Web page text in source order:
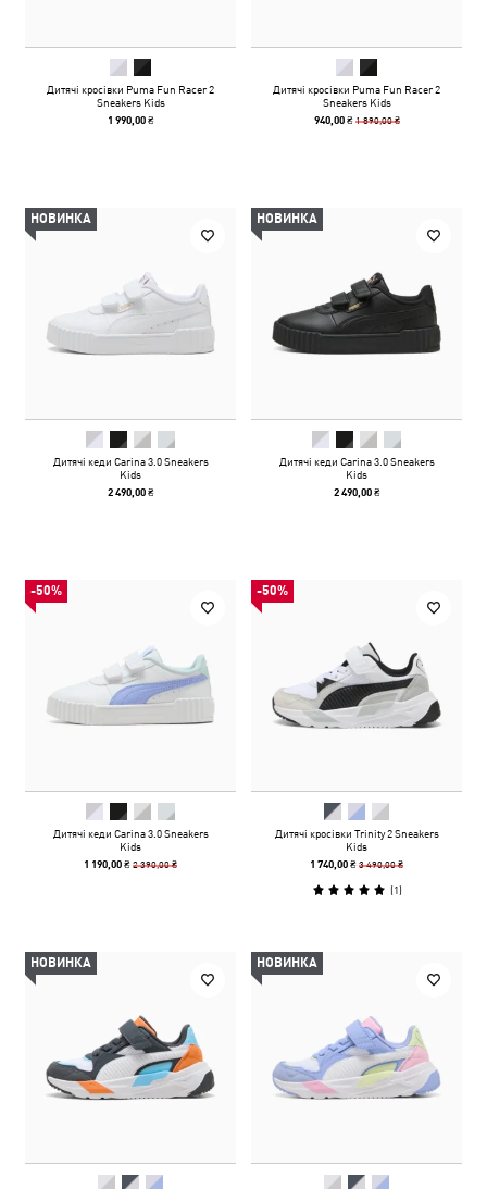
Дитячі кросівки Puma Fun Racer 2
Sneakers Kids
1 990,00 ₴
Дитячі кросівки Puma Fun Racer 2
Sneakers Kids
940,00 ₴ 1 890,00 ₴
НОВИНКА
Дитячі кеди Carina 3.0 Sneakers
Kids
2 490,00 ₴
НОВИНКА
Дитячі кеди Carina 3.0 Sneakers
Kids
2 490,00 ₴
-50%
Дитячі кеди Carina 3.0 Sneakers
Kids
1 190,00 ₴2 390,00 ₴
-50%
Дитячі кросівки Trinity 2 Sneakers
Kids
1 740,00 ₴3 490,00 ₴
(1)
НОВИНКА НОВИНКА